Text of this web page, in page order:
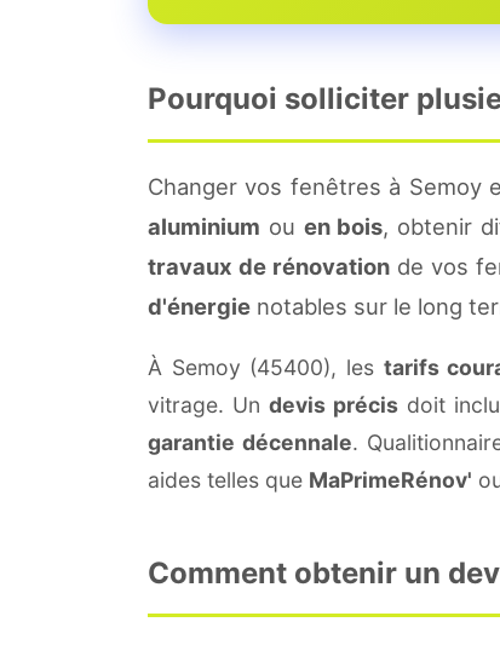
Pourquoi solliciter
Changer vos fenêtres à Semoy
aluminium ou en bois, obtenir
travaux de rénovationde vos
d'énergie notables sur le long
À Semoy (45400), les tarifs
vitrage. Un devis précis doit
garantie décennale.
aides telles que MaPrimeRénov'
Comment obtenir un